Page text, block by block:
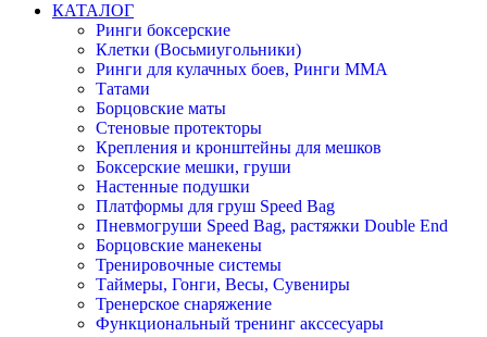
КАТАЛОГ
Ринги боксерские
Клетки (Восьмиугольники)
Ринги для кулачных боев, Ринги ММА
Татами
Борцовские маты
Стеновые протекторы
Крепления и кронштейны для мешков
Боксерские мешки, груши
Настенные подушки
Платформы для груш Speed Bag
Пневмогруши Speed Bag, растяжки Double End
Борцовские манекены
Тренировочные системы
Таймеры, Гонги, Весы, Сувениры
Тренерское снаряжение
Функциональный тренинг акссесуары